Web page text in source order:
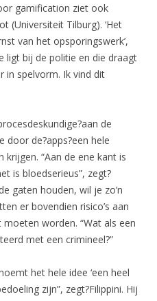
gamification ziet ook
(Universiteit Tilburg). ‘Het
van het opsporingswerk’,
ligt bij de politie en die draagt
in spelvorm. Ik vind dit
de
door de?apps?een hele
krijgen. “Aan de ene kant is
is bloedserieus”, zegt?
gaten houden, wil je zo’n
er bovendien risico’s aan
worden. “Wat als een
met een crimineel?”
het hele idee ‘een heel
zijn”, zegt?Filippini. Hij